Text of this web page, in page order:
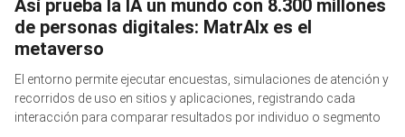
Así prueba la IA un mundo con 8.300 millones
de personas digitales: MatrAIx es el
metaverso
El entorno permite ejecutar encuestas, simulaciones de atención y
recorridos de uso en sitios y aplicaciones, registrando cada
interacción para comparar resultados por individuo o segmento